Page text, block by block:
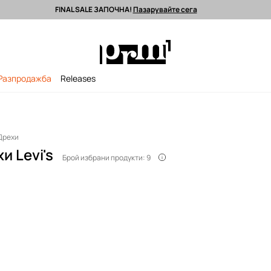
поръчки над 90 EUR * Изпращане до 24 часа >
FINAL SALE ЗАПОЧНА!Пазарувайте сега
Releases
Levi's Брой избрани продукти: 9